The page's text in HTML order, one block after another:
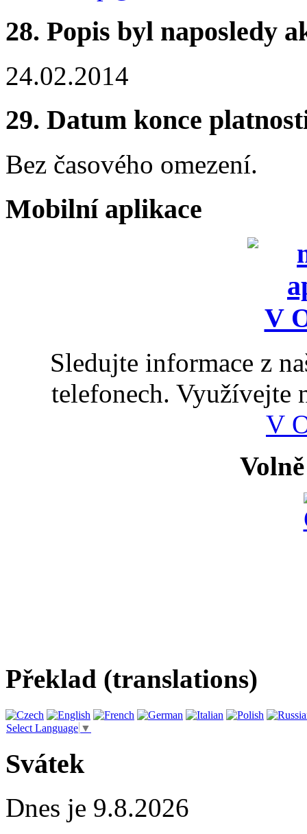
28. Popis byl naposledy
24.02.2014
29. Datum konce
Bez časového omezení.
Mobilní aplikace
Sledujte informace z
telefonech. Využívejte
V
Překlad (translations)
Select Language ▼
Svátek
Dnes je 9.8.2026